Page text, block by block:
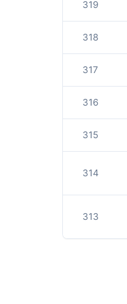
319
318
317
316
315
314
313